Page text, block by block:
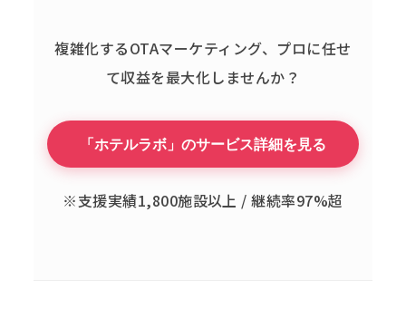
複雑化するOTAマーケティング、 プロに任せ
て収益を最大化しませんか？
「ホテルラボ」のサービス詳細を見る
※支援実績1,800施設以上 / 継続率97%超